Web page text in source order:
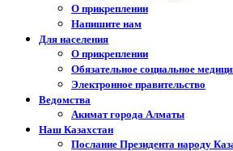
О прикреплении
Напишите нам
Для населения
О прикреплении
Обязательное социальное
Электронное правительство
Ведомства
Акимат города Алматы
Наш Казахстан
Послание Президента народу